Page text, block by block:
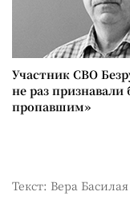
Участник СВО
не раз признавали
пропавшим»
Текст: Вера Басилая